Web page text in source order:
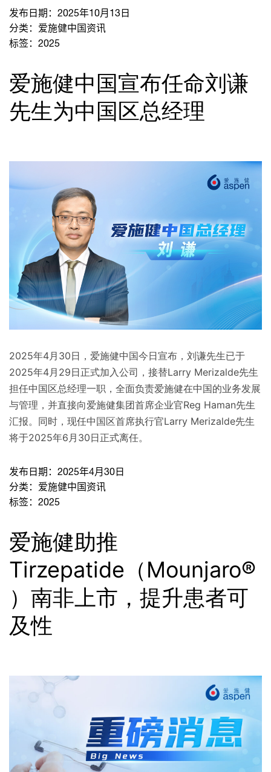
发布日期： 2025年10月13日
分类： 爱施健中国资讯
标签： 2025
爱施健中国宣布任命刘谦
先生为中国区总经理
2025年4月30日，爱施健中国今日宣布，刘谦先生已于
2025年4月29日正式加入公司，接替Larry Merizalde先生
担任中国区总经理一职，全面负责爱施健在中国的业务发展
与管理，并直接向爱施健集团首席企业官Reg Haman先生
汇报。同时，现任中国区首席执行官Larry Merizalde先生
将于2025年6月30日正式离任。
发布日期： 2025年4月30日
分类： 爱施健中国资讯
标签： 2025
爱施健助推
Tirzepatide（Mounjaro®
）南非上市，提升患者可
及性